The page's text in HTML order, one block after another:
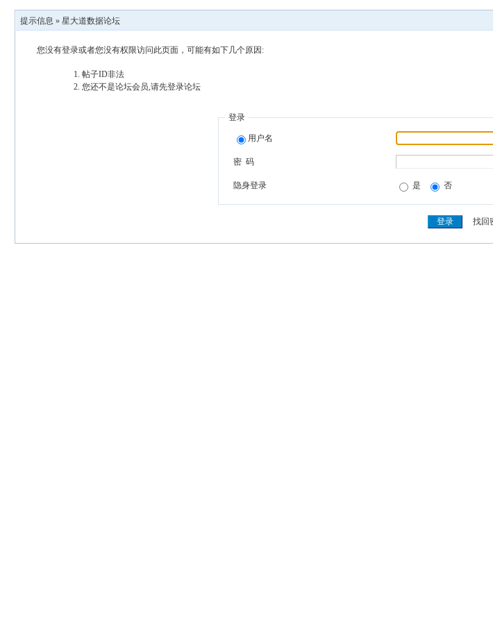
提示信息 » 星大道数据论坛
您没有登录或者您没有权限访问此页面，可能有如下几个原因:
帖子ID非法
您还不是论坛会员,请先登录论坛
登录
用户名
密 码
隐身登录 是 否
找回